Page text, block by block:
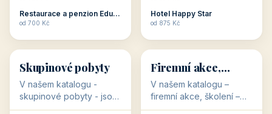
Restaurace a penzion Eduard
od 700 Kč
Hotel Happy Star
od 875 Kč
👥
👥
32 objektů
Skupinové pobyty
V našem katalogu -
skupinové pobyty - jsou
pro Vás připraveny
💼
💼
31 objektů
Firemní akce,
školení
V našem katalogu –
firemní akce, školení –
jsou pro Vás připraveny